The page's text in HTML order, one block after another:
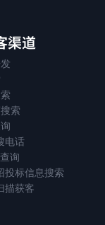
渠道
索
电话
询
投标信息搜索
描获客